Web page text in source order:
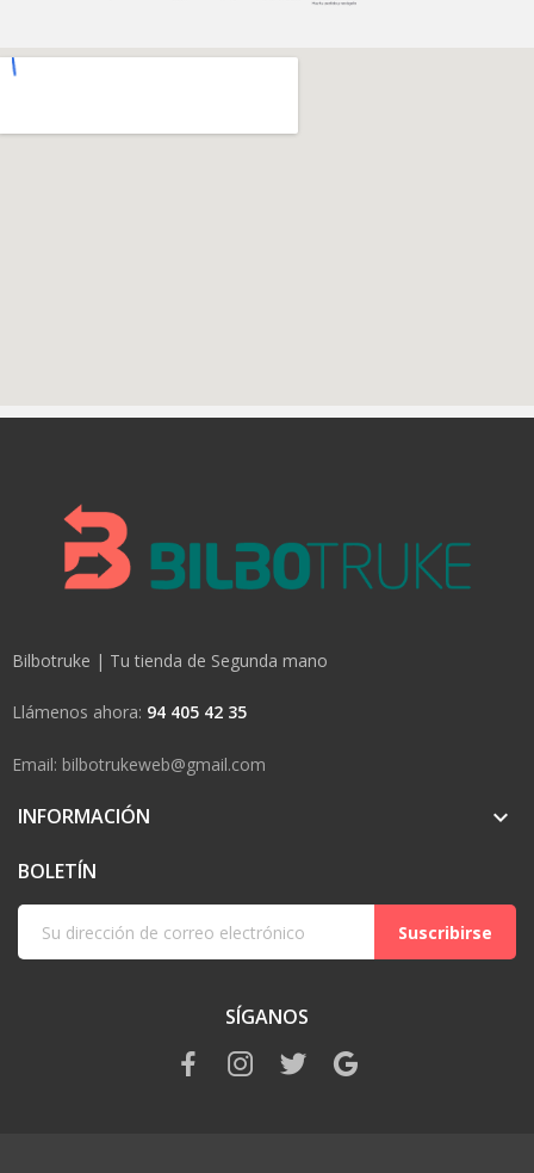
Bilbotruke | Tu tienda de Segunda mano
Llámenos ahora: 94 405 42 35
Email: bilbotrukeweb@gmail.com
INFORMACIÓN 
BOLETÍN
Suscribirse
SÍGANOS